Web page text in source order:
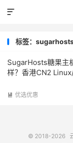

标签：
SugarHosts糖果主
样？香港CN2
 优选优惠
© 2018-2026